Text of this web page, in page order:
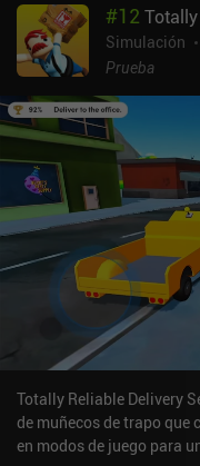
#12
Simulación
Prueba
Totally Reliable Delivery
de muñecos de trapo que
en modos de juego para